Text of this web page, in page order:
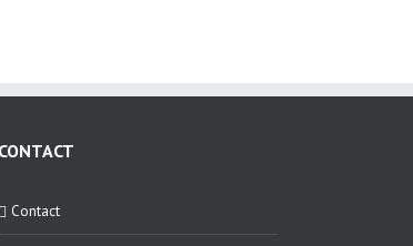
CONTACT
Contact